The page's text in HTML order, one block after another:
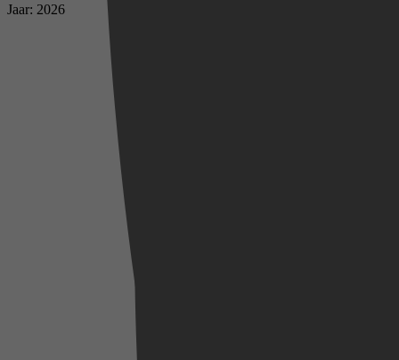
Jaar: 2026